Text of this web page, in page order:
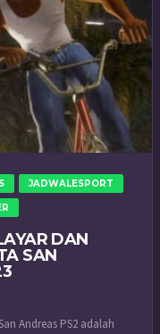
JADWALESPORT
DAN
SAN
Andreas PS2 adalah